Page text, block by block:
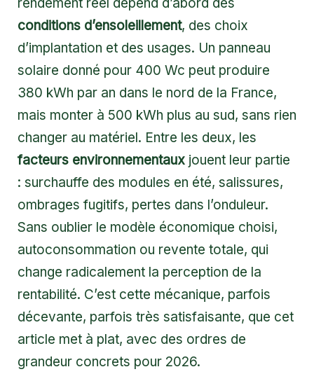
conditions d’ensoleillement, des choix
d’implantation et des usages. Un panneau
solaire donné pour 400 Wc peut produire
380 kWh par an dans le nord de la France,
mais monter à 500 kWh plus au sud, sans rien
changer au matériel. Entre les deux, les
facteurs environnementaux jouent leur partie
: surchauffe des modules en été, salissures,
ombrages fugitifs, pertes dans l’onduleur.
Sans oublier le modèle économique choisi,
autoconsommation ou revente totale, qui
change radicalement la perception de la
rentabilité. C’est cette mécanique, parfois
décevante, parfois très satisfaisante, que cet
article met à plat, avec des ordres de
grandeur concrets pour 2026.